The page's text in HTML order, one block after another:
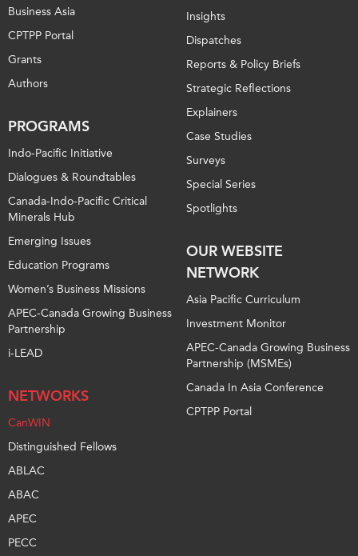
Business Asia
CPTPP Portal
Grants
Authors
PROGRAMS
Indo-Pacific Initiative
Dialogues & Roundtables
Canada-Indo-Pacific Critical
Minerals Hub
Emerging Issues
Education Programs
Women’s Business Missions
APEC-Canada Growing Business
Partnership
i-LEAD
NETWORKS
CanWIN
Distinguished Fellows
ABLAC
ABAC
APEC
PECC
Insights
Dispatches
Reports & Policy Briefs
Strategic Reflections
Explainers
Case Studies
Surveys
Special Series
Spotlights
OUR WEBSITE
NETWORK
Asia Pacific Curriculum
Investment Monitor
APEC-Canada Growing Business
Partnership (MSMEs)
Canada In Asia Conference
CPTPP Portal